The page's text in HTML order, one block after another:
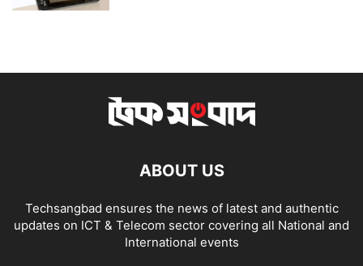
ABOUT US
Techsangbad ensures the news of latest and authentic
updates on ICT & Telecom sector covering all National and
International events